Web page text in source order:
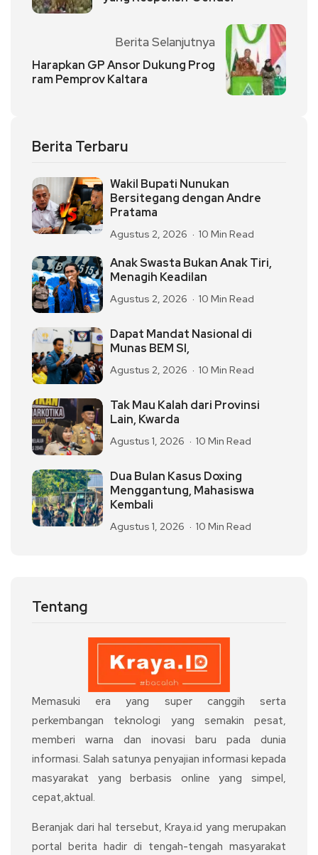
Berita Selanjutnya
Harapkan GP Ansor Dukung Prog
ram Pemprov Kaltara
Berita Terbaru
Wakil Bupati Nunukan
Bersitegang dengan Andre
Pratama
Agustus 2, 2026 10 Min Read
Anak Swasta Bukan Anak Tiri,
Menagih Keadilan
Agustus 2, 2026 10 Min Read
Dapat Mandat Nasional di
Munas BEM SI,
Agustus 2, 2026 10 Min Read
Tak Mau Kalah dari Provinsi
Lain, Kwarda
Agustus 1, 2026 10 Min Read
Dua Bulan Kasus Doxing
Menggantung, Mahasiswa
Kembali
Agustus 1, 2026 10 Min Read
Tentang
Memasuki era yang super canggih serta
perkembangan teknologi yang semakin pesat,
memberi warna dan inovasi baru pada dunia
informasi. Salah satunya penyajian informasi kepada
masyarakat yang berbasis online yang simpel,
cepat,aktual.
Beranjak dari hal tersebut, Kraya.id yang merupakan
portal berita hadir di tengah-tengah masyarakat